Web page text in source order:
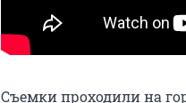
Съемки проходили на